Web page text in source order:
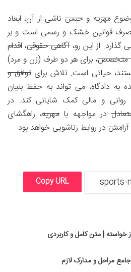
مهریهوحبسناشی از آن، ابعاد
صرف قوانین خشک و رسمی است و بر
گذارد. از این رو،آگاهی حقوقی، اقدام
متخصص، برای هر دو طرف (زن و مرد)
حیاتی است. تلاش برایتوافق و
به دادگاه، می تواند به حفظ بنیان
و مالی کمک شایانی کند. در
در مواجهه بامهریه، راهگشای
آرامش در روابط زناشویی خواهد بود.
Copy URL
خواسته | متن کامل و کاربردی
مراحل و مدارک لازم